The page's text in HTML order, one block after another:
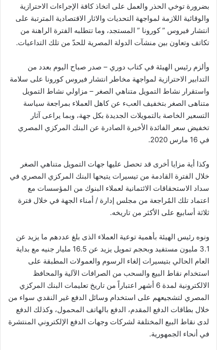
بضرورة توخي الحذر والعمل على اتخاذ كافة الإجراءات الاحترازية
والوقائية اللازمة لمواجهة التحديات والاثار الاقتصادية المترتبة على
انتشار فيروس ” كورونا ” المستجد، وما تتطلبه الفترة الراهنة من
تكاتف وتعاون بين منشآت الدولة المصرية للحدّ من تلك التداعيات.
وألزم رئيس الهيئة في كتاب دوري – صدر صباح اليوم بعدد من
التدابير الاحترازية لمواجهة مخاطر انتشار فيروس كورونا على سلامة
واستقرار نشاط التمويل متناهي الصغر – مزاولي نشاط التمويل
متناهى الصغر بتخفيف العبء عن كاهل العملاء بمراجعة سياسة
التسعير الخاصة بالتمويلات الجديدة بكل جهة، وبما يراعى آثار
تخفيض سعر الفائدة الأخيرة الصادرة عن البنك المركزي المصري
في 16 مارس 2020.
وكذا أية مزايا أخرى قد تحصل عليها جهات التمويل متناهي الصغر
خلال الفترة القادمة من تيسيرات يتيحها البنك المركزي المصري في
سداد الاستحقاقات الائتمانية لعملاء البنوك من المؤسسات مع
اعتماد تلك المُراجعة من مجلس إدارة / أمناء الجهة في خلال فترة
ثلاثة أسابيع على الأكثر من تاريخه.
ونوه رئيس الهيئة بأهمية توعية العملاء الذى بلغ عددهم ما يزيد عن
3.1 مليون مستفيد وبحجم تمويل يزيد عن 16.5 مليار جنيه مع بداية
العام الحالي بتيسيرات إلغاء الرسوم والعمولات المطبقة على
استخدام نقاط البيع والسحب من الصرافات الآلية والمحافظ
الالكترونية لمدة 6 أشهر اعتباراً من تاريخ تعليمات البنك المركزي
المصري لتشجيعهم على استخدام وسائل الدفع غير النقدي سواء من
خلال بطاقات الدفع المقدم، الدفع بالهاتف المحمول، وكذلك الدفع
لدى نقاط البيع المختلفة لشركات وجهات الدفع الإلكتروني المنتشرة
في أنحاء الجمهورية.